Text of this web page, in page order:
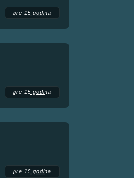
pre 15 godina
pre 15 godina
pre 15 godina